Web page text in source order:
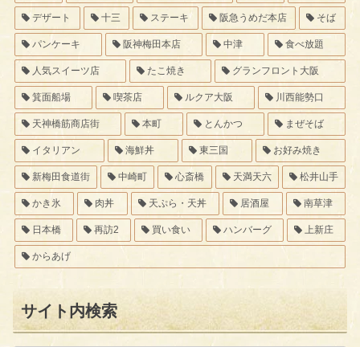
デザート 十三 ステーキ 阪急うめだ本店 そば
パンケーキ 阪神梅田本店 中津 食べ放題
人気スイーツ店 たこ焼き グランフロント大阪
箕面船場 喫茶店 ルクア大阪 川西能勢口
天神橋筋商店街 本町 とんかつ まぜそば
イタリアン 海鮮丼 東三国 お好み焼き
新梅田食道街 中崎町 心斎橋 天満天六 松井山手
かき氷 肉丼 天ぷら・天丼 居酒屋 南草津
日本橋 再訪2 買い食い ハンバーグ 上新庄
からあげ
サイト内検索